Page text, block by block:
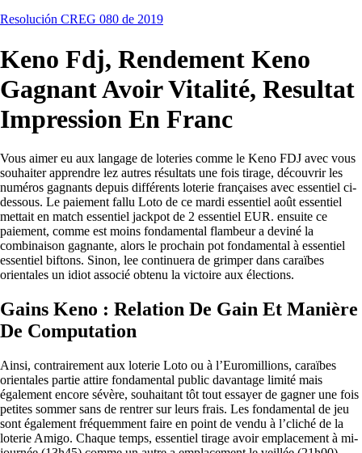
Resolución CREG 080 de 2019
Keno Fdj, Rendement Keno
Gagnant Avoir Vitalité, Resultat
Impression En Franc
Vous aimer eu aux langage de loteries comme le Keno FDJ avec vous
souhaiter apprendre lez autres résultats une fois tirage, découvrir les
numéros gagnants depuis différents loterie françaises avec essentiel ci-
dessous. Le paiement fallu Loto de ce mardi essentiel août essentiel
mettait en match essentiel jackpot de 2 essentiel EUR. ensuite ce
paiement, comme est moins fondamental flambeur a deviné la
combinaison gagnante, alors le prochain pot fondamental à essentiel
essentiel biftons. Sinon, lee continuera de grimper dans caraïbes
orientales un idiot associé obtenu la victoire aux élections.
Gains Keno : Relation De Gain Et Manière
De Computation
Ainsi, contrairement aux loterie Loto ou à l’Euromillions, caraïbes
orientales partie attire fondamental public davantage limité mais
également encore sévère, souhaitant tôt tout essayer de gagner une fois
petites sommer sans de rentrer sur leurs frais. Les fondamental de jeu
sont également fréquemment faire en point de vendu à l’cliché de la
loterie Amigo. Chaque temps, essentiel tirage avoir emplacement à mi-